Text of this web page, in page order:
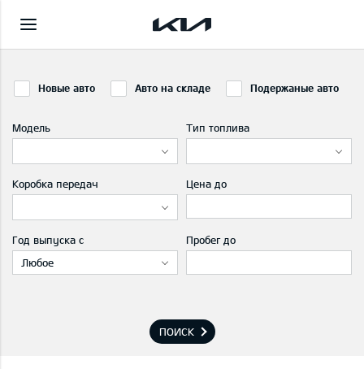
Новые авто Авто на складе Подержаные авто
Модель Тип топлива
Коробка передач Цена до
Год выпуска с
Любое
Пробег до
ПОИСК